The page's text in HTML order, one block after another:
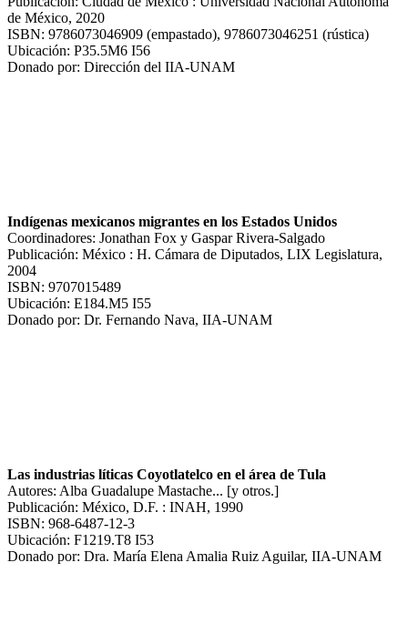
de México, 2020
ISBN: 9786073046909 (empastado), 9786073046251 (rústica)
Ubicación: P35.5M6 I56
Donado por: Dirección del IIA-UNAM
Indígenas mexicanos migrantes en los Estados Unidos
Coordinadores: Jonathan Fox y Gaspar Rivera-Salgado
Publicación: México : H. Cámara de Diputados, LIX Legislatura,
2004
ISBN: 9707015489
Ubicación: E184.M5 I55
Donado por: Dr. Fernando Nava, IIA-UNAM
Las industrias líticas Coyotlatelco en el área de Tula
Autores: Alba Guadalupe Mastache... [y otros.]
Publicación: México, D.F. : INAH, 1990
ISBN: 968-6487-12-3
Ubicación: F1219.T8 I53
Donado por: Dra. María Elena Amalia Ruiz Aguilar, IIA-UNAM